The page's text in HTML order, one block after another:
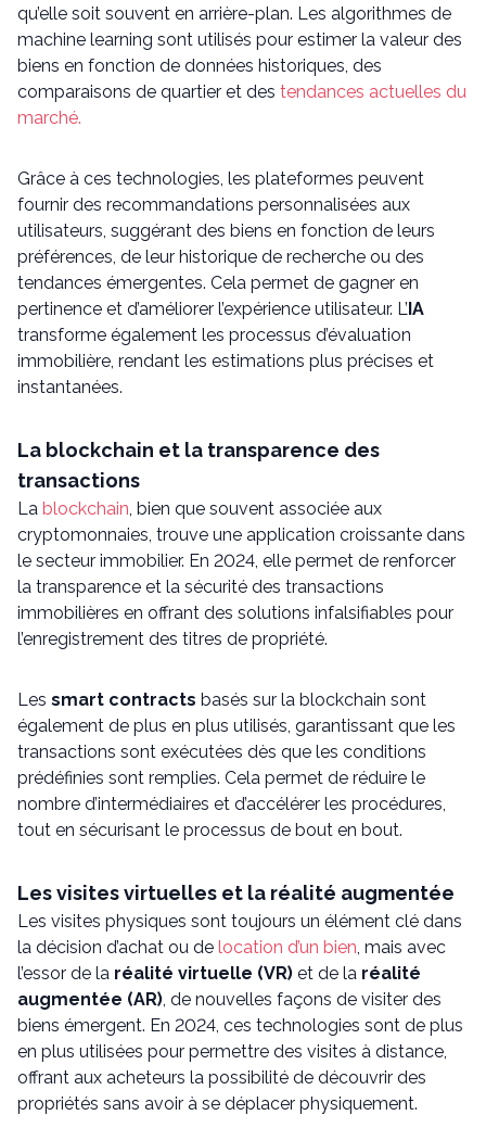
qu’elle soit souvent en arrière-plan. Les algorithmes de
machine learning sont utilisés pour estimer la valeur des
biens en fonction de données historiques, des
comparaisons de quartier et des tendances actuelles du
marché.
Grâce à ces technologies, les plateformes peuvent
fournir des recommandations personnalisées aux
utilisateurs, suggérant des biens en fonction de leurs
préférences, de leur historique de recherche ou des
tendances émergentes. Cela permet de gagner en
pertinence et d’améliorer l’expérience utilisateur. L’IA
transforme également les processus d’évaluation
immobilière, rendant les estimations plus précises et
instantanées.
La blockchain et la transparence des
transactions
La blockchain, bien que souvent associée aux
cryptomonnaies, trouve une application croissante dans
le secteur immobilier. En 2024, elle permet de renforcer
la transparence et la sécurité des transactions
immobilières en offrant des solutions infalsifiables pour
l’enregistrement des titres de propriété.
Les smart contracts basés sur la blockchain sont
également de plus en plus utilisés, garantissant que les
transactions sont exécutées dès que les conditions
prédéfinies sont remplies. Cela permet de réduire le
nombre d’intermédiaires et d’accélérer les procédures,
tout en sécurisant le processus de bout en bout.
Les visites virtuelles et la réalité augmentée
Les visites physiques sont toujours un élément clé dans
la décision d’achat ou de location d’un bien, mais avec
l’essor de la réalité virtuelle (VR) et de la réalité
augmentée (AR), de nouvelles façons de visiter des
biens émergent. En 2024, ces technologies sont de plus
en plus utilisées pour permettre des visites à distance,
offrant aux acheteurs la possibilité de découvrir des
propriétés sans avoir à se déplacer physiquement.